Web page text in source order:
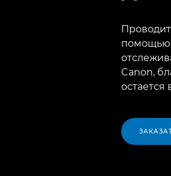
помощью
Canon,
остается